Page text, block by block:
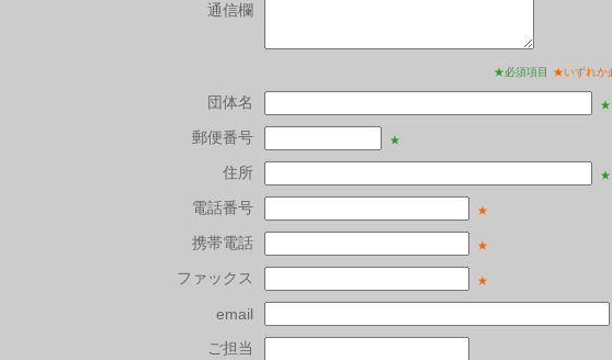
通信欄
★必須項目 ★いずれか
団体名 ★
郵便番号 ★
住所 ★
電話番号 ★
携帯電話 ★
ファックス ★
email
ご担当